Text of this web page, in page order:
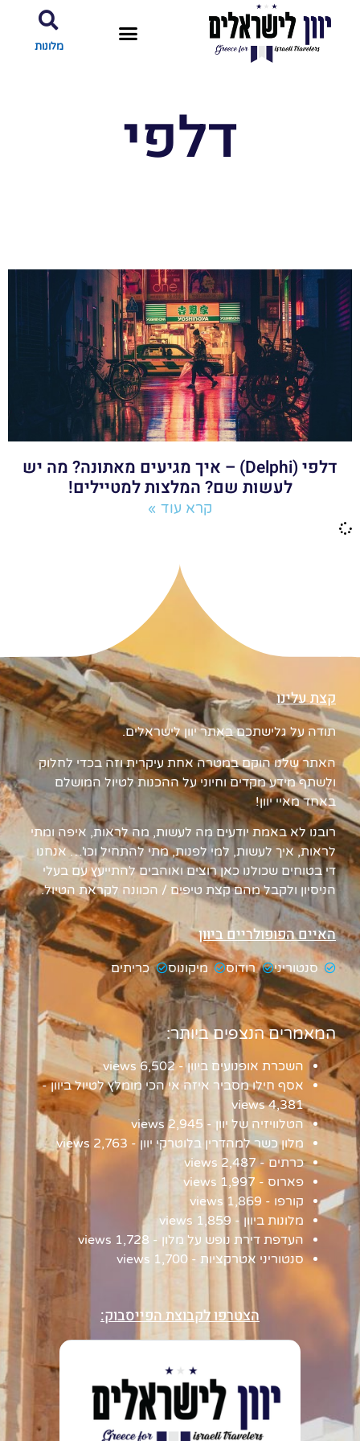
מלונות
דלפי
דלפי (Delphi) – איך מגיעים מאתונה? מה יש
לעשות שם? המלצות למטיילים!
קרא עוד »
קצת עלינו
תודה על גלישתכם באתר יוון לישראלים.
האתר שלנו הוקם במטרה אחת עיקרית וזה בכדי לחלוק
ולשתף מידע מקדים וחיוני על ההכנות לטיול המושלם
באחד מאיי יוון!
רובנו לא באמת יודעים מה לעשות, מה לראות, איפה ומתי
לראות, איך לעשות, למי לפנות, מתי להתחיל וכו'… אנחנו
די בטוחים שכולנו כאן רוצים ואוהבים להתייעץ עם בעלי
הניסיון ולקבל מהם קצת טיפים / הכוונה לקראת הטיול.
האיים הפופולריים ביוון
סנטוריני רודוס מיקונוס כריתים
המאמרים הנצפים ביותר:
השכרת אופנועים ביוון- 6,502 views
אסף חילו מסביר איזה אי הכי מומלץ לטיול ביוון-
4,381 views
הטלוויזיה של יוון - 2,945 views
מלון כשר למהדרין בלוטרקי יוון - 2,763 views
כרתים- 2,487 views
פארוס - 1,997 views
קורפו - 1,869 views
מלונות ביוון - 1,859 views
העדפת דירת נופש על מלון - 1,728 views
סנטוריני אטרקציות - 1,700 views
הצטרפו לקבוצת הפייסבוק: